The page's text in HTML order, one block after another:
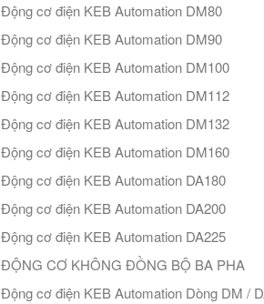
Động cơ điện KEB Automation DM80
Động cơ điện KEB Automation DM90
Động cơ điện KEB Automation DM100
Động cơ điện KEB Automation DM112
Động cơ điện KEB Automation DM132
Động cơ điện KEB Automation DM160
Động cơ điện KEB Automation DA180
Động cơ điện KEB Automation DA200
Động cơ điện KEB Automation DA225
ĐỘNG CƠ KHÔNG ĐỒNG BỘ BA PHA
Động cơ điện KEB Automation Dòng DM /